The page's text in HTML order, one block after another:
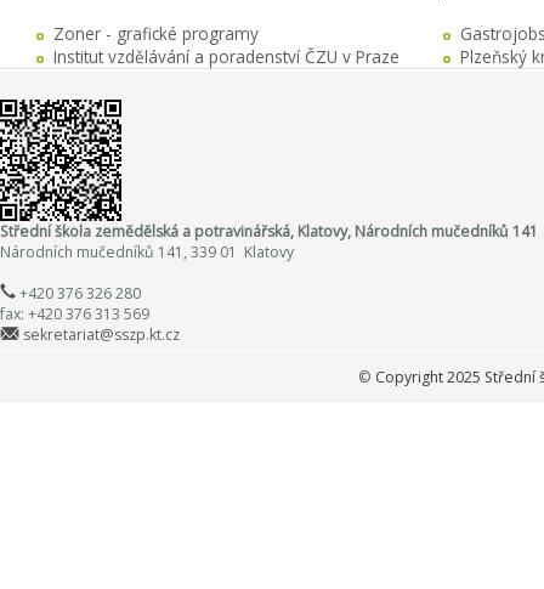
Zoner - grafické programy
Institut vzdělávání a poradenství ČZU v Praze
Plzeňský
Střední škola zemědělská a potravinářská, Klatovy, Národních mučedníků 141
Národních mučedníků 141, 339 01 Klatovy
+420 376 326 280
fax: +420 376 313 569
sekretariat@sszp.kt.cz
© Copyright 2025 Střední